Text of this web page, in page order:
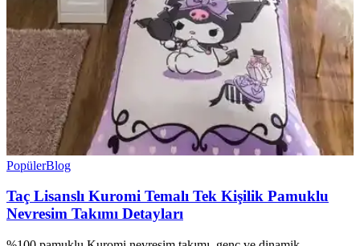
PopülerBlog
Taç Lisanslı Kuromi Temalı Tek Kişilik Pamuklu
Nevresim Takımı Detayları